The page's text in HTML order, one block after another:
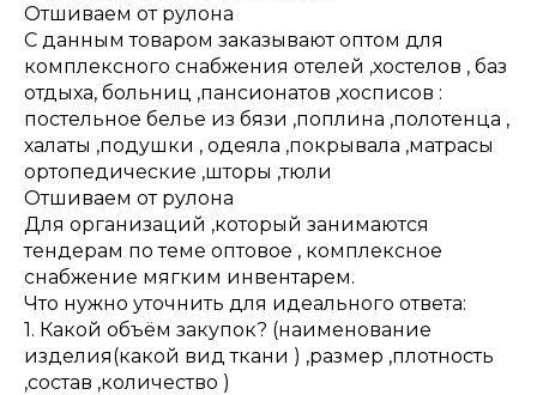
Отшиваем от рулона
С данным товаром заказывают оптом для
комплексного снабжения отелей ,хостелов , баз
отдыха, больниц ,пансионатов ,хосписов :
постельное белье из бязи ,поплина ,полотенца ,
халаты ,подушки , одеяла ,покрывала ,матрасы
ортопедические ,шторы ,тюли
Отшиваем от рулона
Для организаций ,который занимаются
тендерам по теме оптовое , комплексное
снабжение мягким инвентарем.
Что нужно уточнить для идеального ответа:
1. Какой объём закупок? (наименование
изделия(какой вид ткани ) ,размер ,плотность
,состав ,количество )